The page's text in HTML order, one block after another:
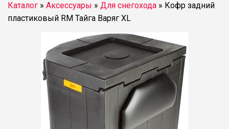
Каталог » Аксессуары » Для снегохода » Кофр задний
пластиковый RM Тайга Варяг XL